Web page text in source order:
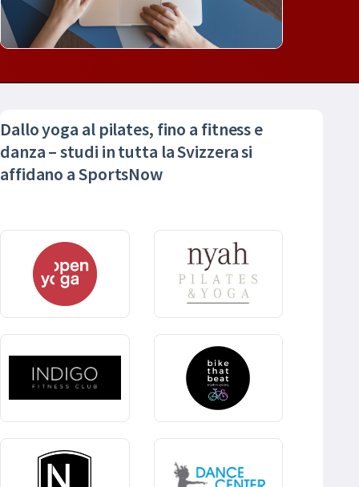
Dallo yoga al pilates, fino a fitness e
danza – studi in tutta la Svizzera si
affidano a SportsNow